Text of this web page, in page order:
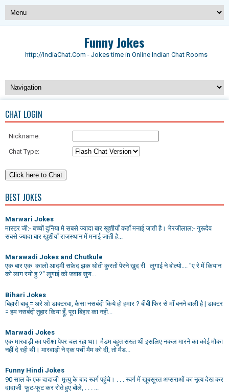
Funny Jokes
http://IndiaChat.Com - Jokes time in Online Indian Chat Rooms
CHAT LOGIN
Nickname:
Chat Type:
BEST JOKES
Marwari Jokes
मास्टर जी:- बच्चों दुनिया मे सबसे ज्यादा बार खुशीयाँ कहाँ मनाई जाती है। भैरजीलाल:- गुरूदेव
सबसे ज्यादा बार खुशीयाँ राजस्थान में मनाई जाती है...
Marawadi Jokes and Chutkule
एक बार एक कालो आदमी सफ़ेद झक धोती कुरतों पेरने ख़ुद री लुगाई ने बोल्यो.... "ए रे में कियान
को लाग रयो हु ?" लुगाई को जवाब सुण...
Bihari Jokes
बिहारी बाबू = अरे ओ डाक्टरवा, कैसा नसबंदी किये हो हमार ? बीबी फिर से माँ बनने वाली है | डाक्टर
= हम नसबंदी तुहार किया हूँ, पूरा बिहार का नही...
Marwadi Jokes
एक मारवाड़ी का परीक्षा पेपर चल रहा था। मैडम बहुत सख्त थी इसलिए नकल मारने का कोई मौका
नहीं दे रही थी। मारवाड़ी ने एक पर्ची मैम को दी, तो मैड...
Funny Hindi Jokes
90 साल के एक दादाजी मृत्यु के बाद स्वर्ग पहुंचे। . . . स्वर्ग में खूबसूरत अप्सराओं का नृत्य देख कर
दादाजी फूट-फूट कर रोते हुए बोले, . . . ...